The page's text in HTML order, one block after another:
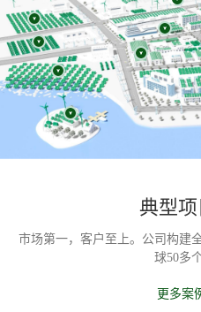
“光伏四可”
光储微电
光伏+屋顶
光伏+充电+储能
大基地+电网级储能
级独立储能
光伏+滩涂
微电网系统
典型项
市场第一，客户至上。公司构建
球50多
更多案